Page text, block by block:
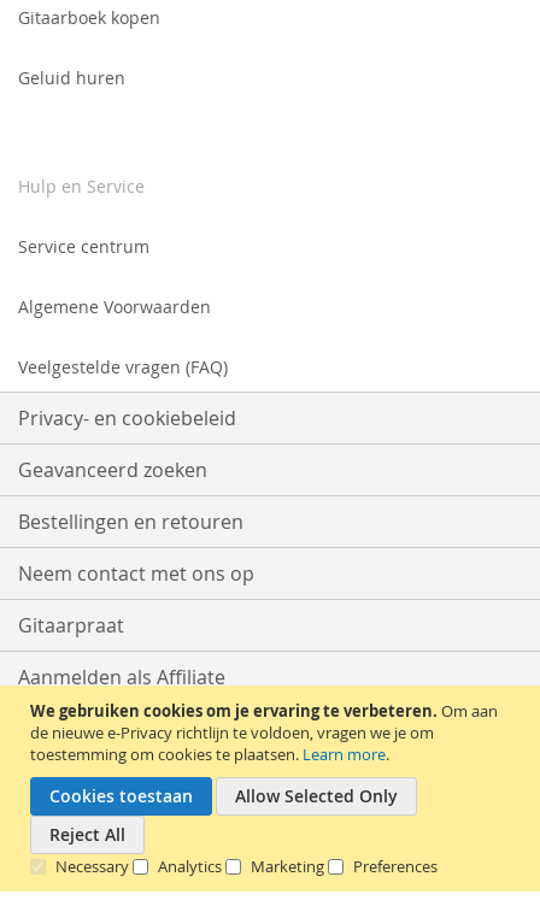
We gebruiken cookies om je ervaring te verbeteren. Om aan
de nieuwe e-Privacy richtlijn te voldoen, vragen we je om
toestemming om cookies te plaatsen. Learn more.
Cookies toestaan
Allow Selected Only
Reject All
Necessary Analytics Marketing Preferences
Gitaarboek kopen
Geluid huren
Hulp en Service
Service centrum
Algemene Voorwaarden
Veelgestelde vragen (FAQ)
Privacy- en cookiebeleid
Geavanceerd zoeken
Bestellingen en retouren
Neem contact met ons op
Gitaarpraat
Aanmelden als Affiliate
Start met Verkopen